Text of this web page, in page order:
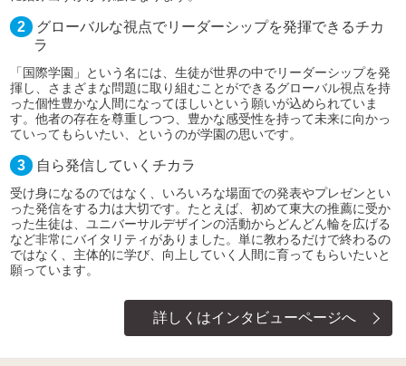
2
グローバルな視点でリーダーシップを発揮できるチカ
ラ
「国際学園」という名には、生徒が世界の中でリーダーシップを発
揮し、さまざまな問題に取り組むことができるグローバル視点を持
った個性豊かな人間になってほしいという願いが込められていま
す。他者の存在を尊重しつつ、豊かな感受性を持って未来に向かっ
ていってもらいたい、というのが学園の思いです。
3 自ら発信していくチカラ
受け身になるのではなく、いろいろな場面での発表やプレゼンとい
った発信をする力は大切です。たとえば、初めて東大の推薦に受か
った生徒は、ユニバーサルデザインの活動からどんどん輪を広げる
など非常にバイタリティがありました。単に教わるだけで終わるの
ではなく、主体的に学び、向上していく人間に育ってもらいたいと
願っています。
詳しくはインタビューページへ